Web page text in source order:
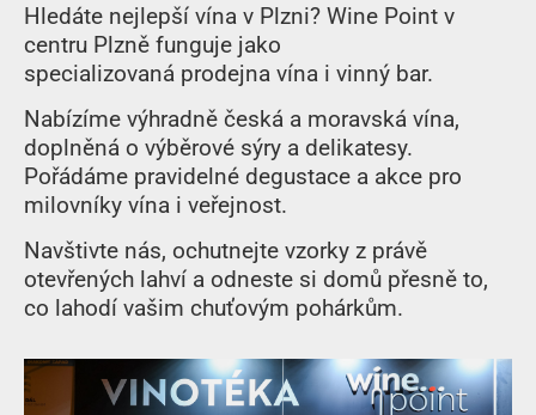
Hledáte nejlepší vína v Plzni? Wine Point v
centru Plzně funguje jako
specializovaná prodejna vína i vinný bar.
Nabízíme výhradně česká a moravská vína,
doplněná o výběrové sýry a delikatesy.
Pořádáme pravidelné degustace a akce pro
milovníky vína i veřejnost.
Navštivte nás, ochutnejte vzorky z právě
otevřených lahví a odneste si domů přesně to,
co lahodí vašim chuťovým pohárkům.